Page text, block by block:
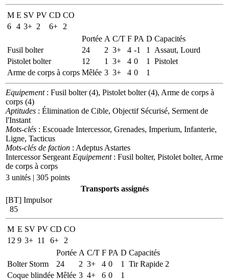
M E SV PV CD CO
6 4 3+ 2 6+
2
Portée A C/T F PA D Capacités
Fusil bolter
24 2 3+ 4 -1 1
Assaut, Lourd
Pistolet bolter
12 1 3+ 4 0 1
Pistolet
Arme de corps à corps Mêlée 3 3+ 4 0 1
Equipement: Fusil bolter (4), Pistolet bolter (4), Arme de corps à
corps (4)
Aptitudes : Élimination de Cible, Objectif Sécurisé, Serment de
l'Instant
Mots-clés : Escouade Intercessor, Grenades, Imperium, Infanterie,
Ligne, Tacticus
Mots-clés de faction : Adeptus Astartes
Intercessor Sergeant Equipement: Fusil bolter, Pistolet bolter, Arme
de corps à corps
3 unités | 305 points
Transports assignés
[BT] Impulsor
85
M E SV PV CD CO
12 9 3+ 11 6+
2
Portée A C/T F PA D Capacités
Bolter Storm
24 2 3+ 4 0 1
Tir Rapide 2
Coque blindée Mêlée 3 4+ 6 0 1